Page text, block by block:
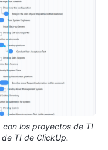
con los proyectos de TI
TI de ClickUp.